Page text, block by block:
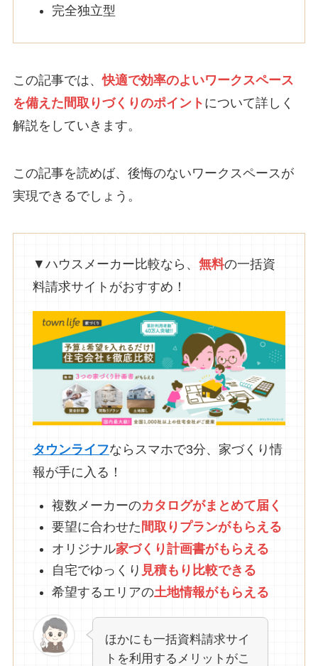
完全独立型
この記事では、快適で効率のよいワークスペース
を備えた間取りづくりのポイント について詳しく
解説をしていきます。
この記事を読めば、後悔のないワークスペースが
実現できるでしょう。
▼ハウスメーカー比較なら、 無料の一括資
料請求サイトがおすすめ！
タウンライフならスマホで3分、家づくり情
報が手に入る！
複数メーカーのカタログがまとめて届 く
要望に合わせた 間取りプランがもらえる
オリジナル家づくり計画書がもらえる
自宅でゆっくり 見積もり比較できる
希望するエリアの土地情報がもらえる
ほかにも一括資料請求サイ
トを利用するメリットがこ